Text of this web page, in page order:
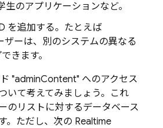
生のアプリケーションなど。
を追加する。たとえば
ザーは、別のシステムの異なる
きます。
"adminContent" へのアクセス
いて考えてみましょう。これ
のリストに対するデータベース
。ただし、次の Realtime